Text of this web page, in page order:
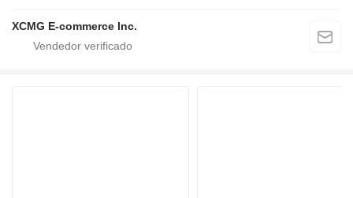
XCMG E-commerce Inc.